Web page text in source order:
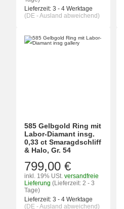
Lieferzeit: 3 - 4 Werktage
(DE - Ausland abweichend)
585 Gelbgold Ring mit
Labor-Diamant insg.
0,33 ct Smaragdschliff
& Halo, Gr. 54
799,00 €
inkl. 19% USt. versandfreie
Lieferung (Lieferzeit: 2 - 3
Tage)
Lieferzeit: 3 - 4 Werktage
(DE - Ausland abweichend)